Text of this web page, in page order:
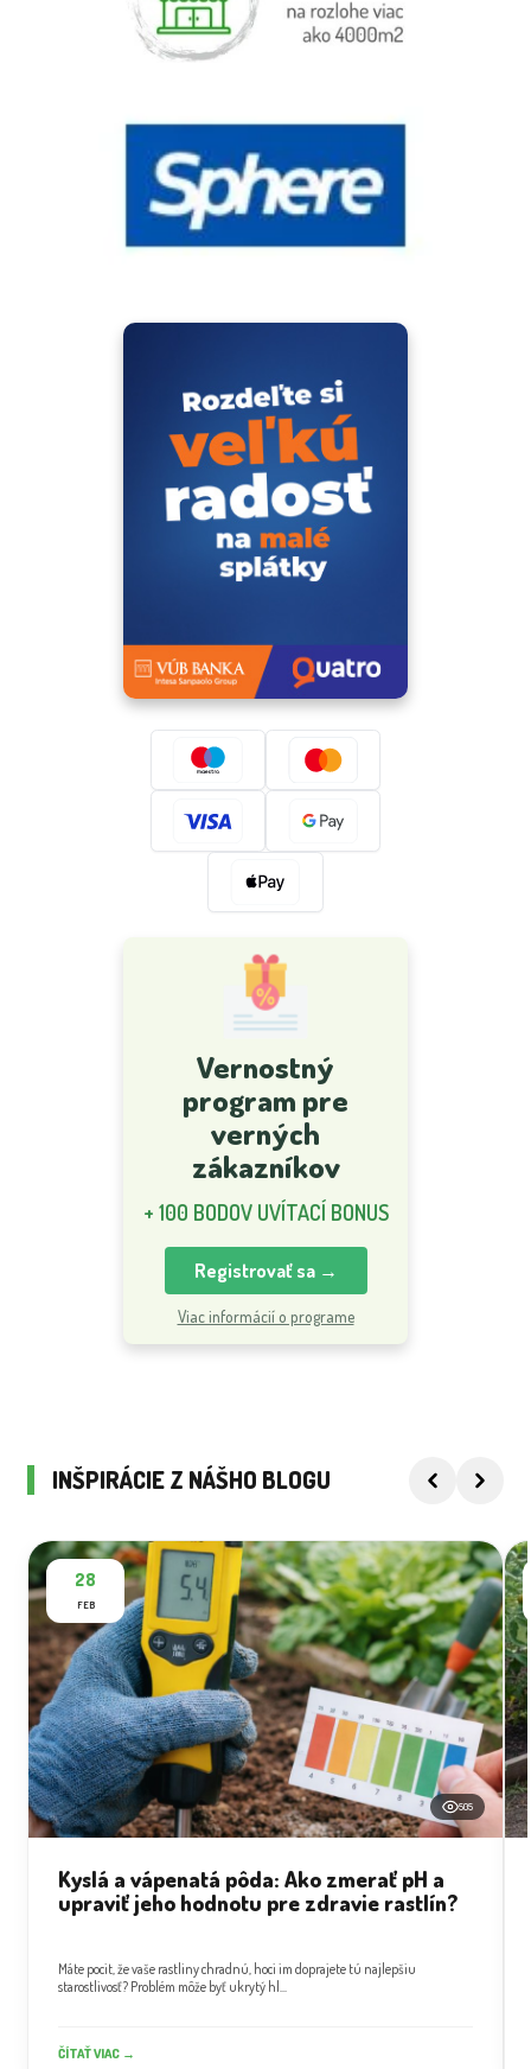
Vernostný
program pre
verných
zákazníkov
+ 100 BODOV UVÍTACÍ BONUS
Registrovať sa →
Viac informácií o programe
INŠPIRÁCIE Z NÁŠHO BLOGU
28
FEB
505
Kyslá a vápenatá pôda: Ako zmerať pH a
upraviť jeho hodnotu pre zdravie rastlín?
Máte pocit, že vaše rastliny chradnú, hoci im doprajete tú najlepšiu
starostlivosť? Problém môže byť ukrytý hl...
ČÍTAŤ VIAC →